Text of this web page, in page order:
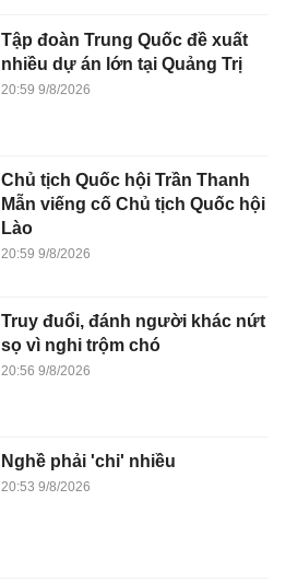
Tập đoàn Trung Quốc đề xuất
nhiều dự án lớn tại Quảng Trị
20:59 9/8/2026
Chủ tịch Quốc hội Trần Thanh
Mẫn viếng cố Chủ tịch Quốc hội
Lào
20:59 9/8/2026
Truy đuổi, đánh người khác nứt
sọ vì nghi trộm chó
20:56 9/8/2026
Nghề phải 'chi' nhiều
20:53 9/8/2026